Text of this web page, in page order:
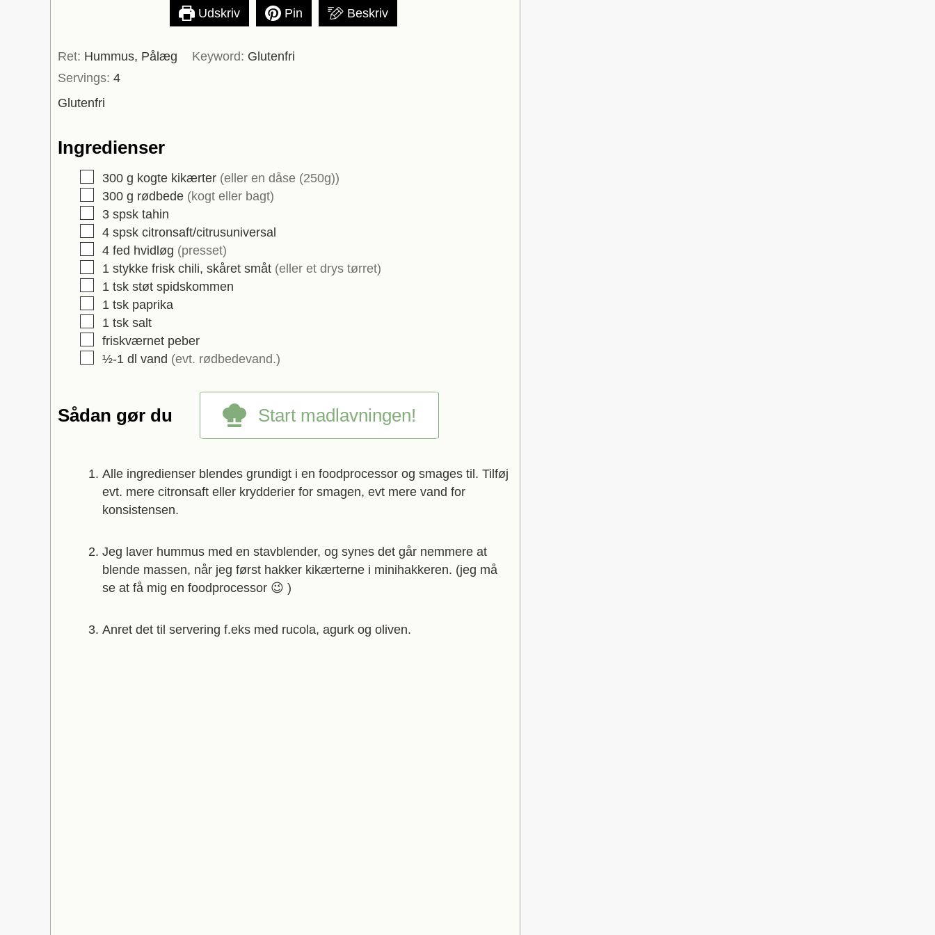
Udskriv Pin Beskriv
Ret: Hummus, Pålæg Keyword: Glutenfri
Servings: 4
Glutenfri
Ingredienser
▢
300 g kogte kikærter (eller en dåse (250g))
▢
300 g rødbede (kogt eller bagt)
▢
3 spsk tahin
▢
4 spsk citronsaft/citrusuniversal
▢
4 fed hvidløg (presset)
▢
1 stykke frisk chili, skåret småt (eller et drys tørret)
▢
1 tsk støt spidskommen
▢
1 tsk paprika
▢
1 tsk salt
▢
friskværnet peber
▢
½-1 dl vand (evt. rødbedevand.)
Sådan gør du Start madlavningen!
Alle ingredienser blendes grundigt i en foodprocessor og smages til. Tilføj
evt. mere citronsaft eller krydderier for smagen, evt mere vand for
konsistensen.
Jeg laver hummus med en stavblender, og synes det går nemmere at
blende massen, når jeg først hakker kikærterne i minihakkeren. (jeg må
se at få mig en foodprocessor 😉 )
Anret det til servering f.eks med rucola, agurk og oliven.